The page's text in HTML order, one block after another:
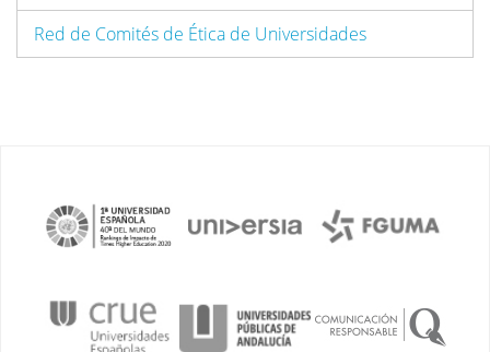
Red de Comités de Ética de Universidades